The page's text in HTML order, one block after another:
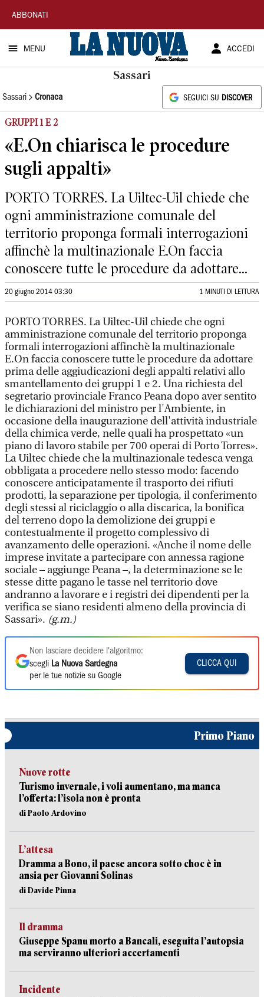
La
Nuova
Sardegna
ABBONATI
MENU ACCEDI
Sassari
Sassari Cronaca SEGUICI SU DISCOVER
GRUPPI 1 E 2
«E.On chiarisca le procedure
sugli appalti»
PORTO TORRES. La Uiltec-Uil chiede che
ogni amministrazione comunale del
territorio proponga formali interrogazioni
affinchè la multinazionale E.On faccia
conoscere tutte le procedure da adottare...
20 giugno 2014 03:30 1 MINUTI DI LETTURA
PORTO TORRES. La Uiltec-Uil chiede che ogni
amministrazione comunale del territorio proponga
formali interrogazioni affinchè la multinazionale
E.On faccia conoscere tutte le procedure da adottare
prima delle aggiudicazioni degli appalti relativi allo
smantellamento dei gruppi 1 e 2. Una richiesta del
segretario provinciale Franco Peana dopo aver sentito
le dichiarazioni del ministro per l'Ambiente, in
occasione della inaugurazione dell'attività industriale
della chimica verde, nelle quali ha prospettato «un
piano di lavoro stabile per 700 operai di Porto Torres».
La Uiltec chiede che la multinazionale tedesca venga
obbligata a procedere nello stesso modo: facendo
conoscere anticipatamente il trasporto dei rifiuti
prodotti, la separazione per tipologia, il conferimento
degli stessi al riciclaggio o alla discarica, la bonifica
del terreno dopo la demolizione dei gruppi e
contestualmente il progetto complessivo di
avanzamento delle operazioni. «Anche il nome delle
imprese invitate a partecipare con annessa ragione
sociale – aggiunge Peana –, la determinazione se le
stesse ditte pagano le tasse nel territorio dove
andranno a lavorare e i registri dei dipendenti per la
verifica se siano residenti almeno della provincia di
Sassari». (g.m.)
Non lasciare decidere l'algoritmo:
scegli La Nuova Sardegna
per le tue notizie su Google
CLICCA QUI
Primo Piano
Nuove rotte
Turismo invernale, i voli aumentano, ma manca
l’offerta: l’isola non è pronta
di Paolo Ardovino
L’attesa
Dramma a Bono, il paese ancora sotto choc è in
ansia per Giovanni Solinas
di Davide Pinna
Il dramma
Giuseppe Spanu morto a Bancali, eseguita l’autopsia
ma serviranno ulteriori accertamenti
Incidente